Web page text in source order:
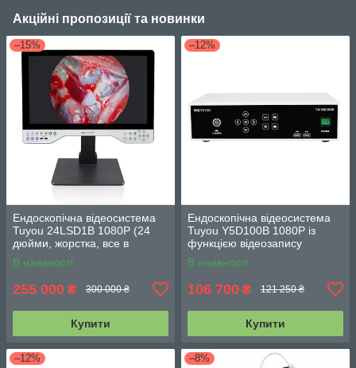
Акційні пропозиції та новинки
–15%
Ендоскопічна відеосистема
Tuyou 24LSD1B 1080Р (24
дюйми, жорстка, все в
одному)
В наявності
255 000 ₴ 300 000 ₴
Купити
–12%
Ендоскопічна відеосистема
Tuyou Y5D100B 1080Р із
функцією відеозапису
(роздільна)
В наявності
106 700 ₴ 121 250 ₴
Купити
–12% –8%